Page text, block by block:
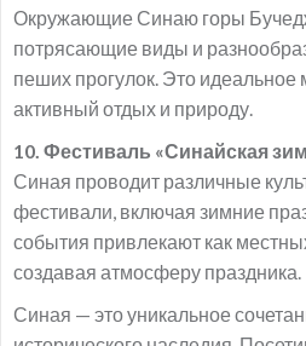
Окружающие Синаю горы
потрясающие виды и
пеших прогулок. Это идеальное
активный отдых и природу.
10. Фестиваль «Синайская
Синая проводит различные
фестивали, включая зимние
события привлекают как
создавая атмосферу праздника.
Синая — это уникальное